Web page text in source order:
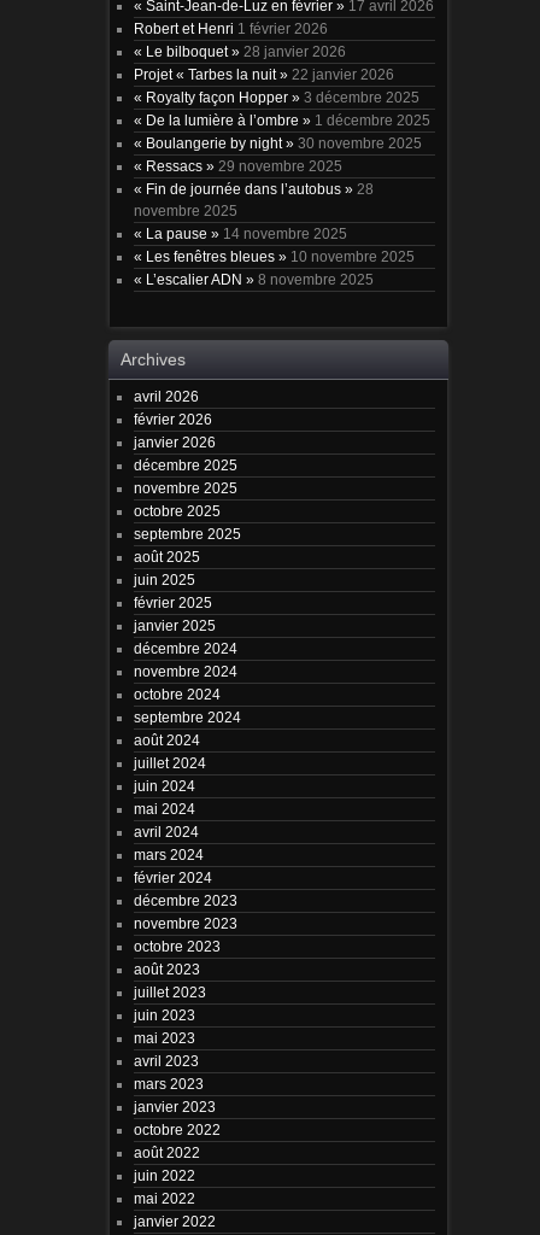
« Saint-Jean-de-Luz en février » 17 avril 2026
Robert et Henri 1 février 2026
« Le bilboquet » 28 janvier 2026
Projet « Tarbes la nuit » 22 janvier 2026
« Royalty façon Hopper » 3 décembre 2025
« De la lumière à l’ombre » 1 décembre 2025
« Boulangerie by night » 30 novembre 2025
« Ressacs » 29 novembre 2025
« Fin de journée dans l’autobus » 28
novembre 2025
« La pause » 14 novembre 2025
« Les fenêtres bleues » 10 novembre 2025
« L’escalier ADN » 8 novembre 2025
Archives
avril 2026
février 2026
janvier 2026
décembre 2025
novembre 2025
octobre 2025
septembre 2025
août 2025
juin 2025
février 2025
janvier 2025
décembre 2024
novembre 2024
octobre 2024
septembre 2024
août 2024
juillet 2024
juin 2024
mai 2024
avril 2024
mars 2024
février 2024
décembre 2023
novembre 2023
octobre 2023
août 2023
juillet 2023
juin 2023
mai 2023
avril 2023
mars 2023
janvier 2023
octobre 2022
août 2022
juin 2022
mai 2022
janvier 2022